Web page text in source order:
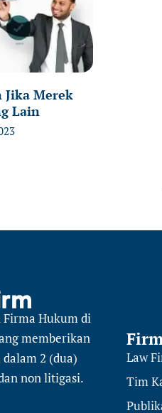
Jika Merek
Lain
Firma Hukum di
memberikan
2 (dua)
non litigasi.
Law
Tim